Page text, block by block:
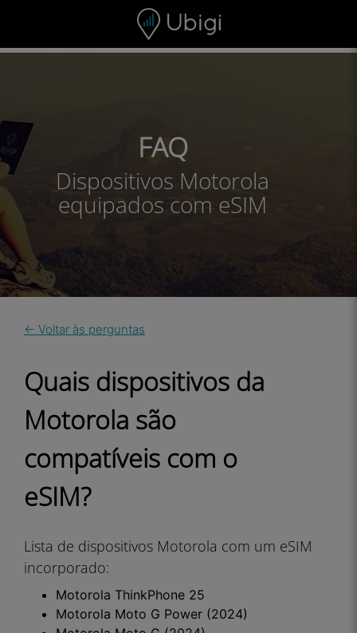
Barra de navegação
FAQ
Dispositivos Motorola
equipados com eSIM
← Voltar às perguntas
Quais dispositivos da
Motorola são
compatíveis com o
eSIM?
Lista de dispositivos Motorola com um eSIM
incorporado:
Motorola ThinkPhone 25
Motorola Moto G Power (2024)